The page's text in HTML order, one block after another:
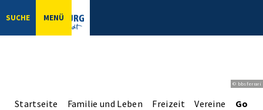
SUCHE MENÜ
© bbsferrari
Startseite Familie und Leben Freizeit Vereine